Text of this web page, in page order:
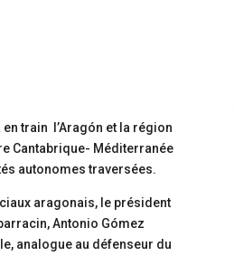
train l’Aragón et la région
Cantabrique- Méditerranée
autonomes traversées.
aragonais, le président
Antonio Gómez
analogue au défenseur du